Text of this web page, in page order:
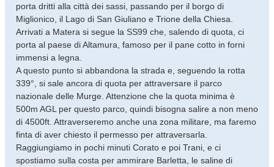
porta dritti alla città dei sassi, passando per il borgo di
Miglionico, il Lago di San Giuliano e Trione della Chiesa.
Arrivati a Matera si segue la SS99 che, salendo di quota, ci
porta al paese di Altamura, famoso per il pane cotto in forni
immensi a legna.
A questo punto si abbandona la strada e, seguendo la rotta
339°, si sale ancora di quota per attraversare il parco
nazionale delle Murge. Attenzione che la quota minima è
500m AGL per questo parco, quindi bisogna salire a non meno
di 4500ft. Attraverseremo anche una zona militare, ma faremo
finta di aver chiesto il permesso per attraversarla.
Raggiungiamo in pochi minuti Corato e poi Trani, e ci
spostiamo sulla costa per ammirare Barletta, le saline di